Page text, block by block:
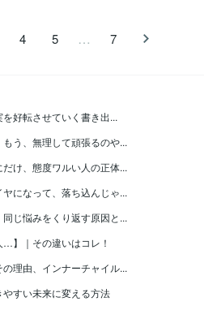
4 5 … 7
を好転させていく書き出...
もう、無理して頑張るのや...
け、態度ワルい人の正体...
ヤになって、落ち込んじゃ...
じ悩みをくり返す原因と...
…】｜その違いはコレ！
理由、インナーチャイル...
やすい未来に変える方法